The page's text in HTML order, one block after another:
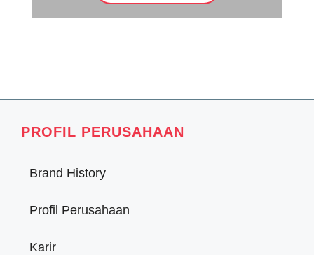
PROFIL PERUSAHAAN
Brand History
Profil Perusahaan
Karir